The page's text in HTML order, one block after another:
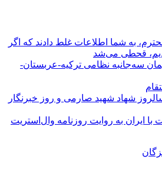
به شما اطلاعات غلط دادند که اگر
قحطی می‌شد
سه‌جانبه نظامی ترکیه-عربستان-
شهاد شهید صارمی و روز خبرنگار
ایران به روایت روزنامه وال‌استریت